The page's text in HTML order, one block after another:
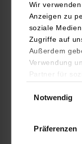
Wir
Anzeigen zu
soziale
Zugriffe auf
Außerdem
Verwendung
Partner für
YouTube,
Daten
haben oder
Notwendig
Präferenzen
EUCHNER GmbH +
Kohlhammerstraße 16
70771 Leinfelden-
www.euchner.de/de-
Dip.-Ing. (FH) Martin
+49 711 7597425
personal-